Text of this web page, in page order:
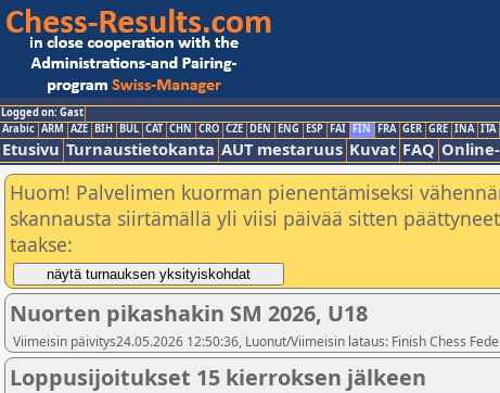
Logged on: Gast
Arabic ARM AZE BIH BUL CAT CHN CRO CZE DEN ENG ESP FAI FIN FRA GER GRE INA ITA
Etusivu Turnaustietokanta AUT mestaruus Kuvat FAQ
Huom! Palvelimen kuorman pienentämiseksi
skannausta siirtämällä yli viisi päivää sitten
taakse:
Nuorten pikashakin SM 2026, U18
Viimeisin päivitys24.05.2026 12:50:36, Luonut/Viimeisin lataus: Finish Chess
Loppusijoitukset 15 kierroksen jälkeen